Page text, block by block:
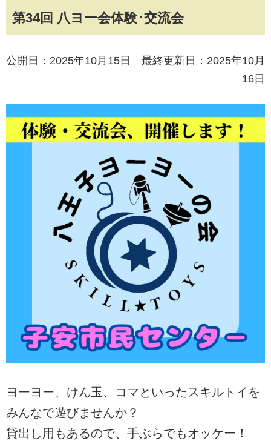
第34回 八ヨー会体験･交流会
公開日：2025年10月15日 最終更新日：2025年10月
16日
ヨーヨー、けん玉、コマといったスキルトイを
みんなで遊びませんか？
貸出し用もあるので、手ぶらでもオッケー！